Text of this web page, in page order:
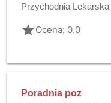
Przychodnia Lekarska
gradeOcena: 0.0
Poradnia poz